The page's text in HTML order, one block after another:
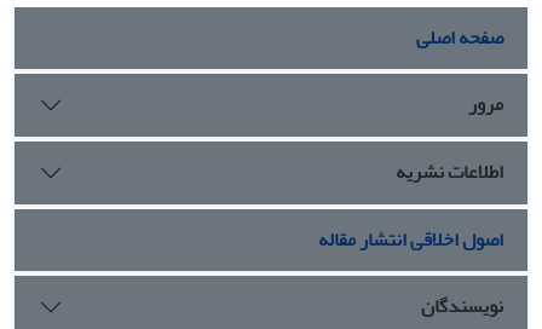
صفحه اصلی
مرور
اطلاعات نشریه
اصول اخلاقی انتشار مقاله
نویسندگان